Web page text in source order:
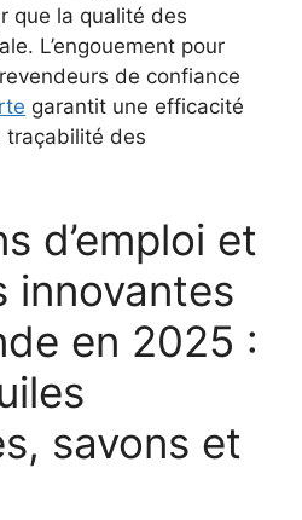
que la qualité des
L’engouement pour
de confiance
garantit une efficacité
traçabilité des
d’emploi et
innovantes
en 2025 :
savons et